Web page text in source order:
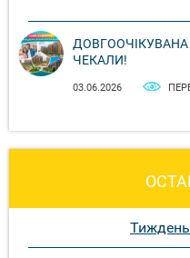
ДОВГООЧІКУВАНА
ЧЕКАЛИ!
03.06.2026
Тиждень